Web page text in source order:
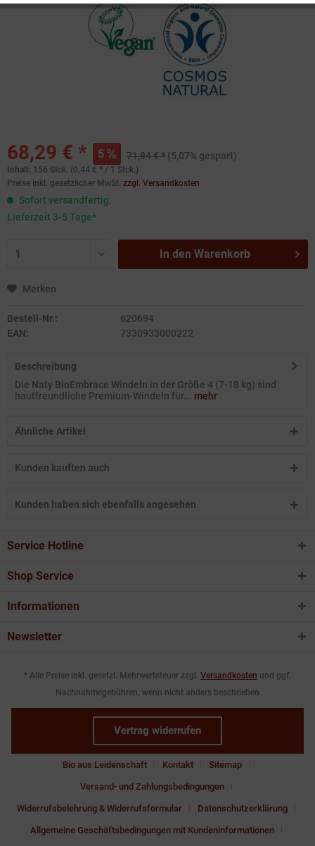
68,29 € * 5 71,94 € * (5,07% gespart)
Inhalt: 156 Stck. (0,44 € * / 1 Stck.)
Preise inkl. gesetzlicher MwSt. zzgl. Versandkosten
Sofort versandfertig,
Lieferzeit 3-5 Tage*
In den Warenkorb
Merken
Bestell-Nr.:
620694
EAN:
7330933000222
Beschreibung
Die Naty BioEmbrace Windeln in der Größe 4 (7-18 kg) sind
hautfreundliche Premium-Windeln für... mehr
Ähnliche Artikel
Kunden kauften auch
Kunden haben sich ebenfalls angesehen
Service Hotline
Shop Service
Informationen
Newsletter
* Alle Preise inkl. gesetzl. Mehrwertsteuer zzgl. Versandkosten und ggf.
Nachnahmegebühren, wenn nicht anders beschrieben
Vertrag widerrufen
Bio aus Leidenschaft Kontakt Sitemap
Versand- und Zahlungsbedingungen
Widerrufsbelehrung & Widerrufsformular Datenschutzerklärung
Allgemeine Geschäftsbedingungen mit Kundeninformationen